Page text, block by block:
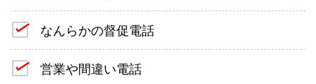
なんらかの督促電話
営業や間違い電話